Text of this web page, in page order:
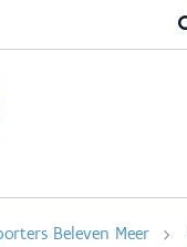
Beleven Meer